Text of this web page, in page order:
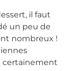
il faut
un peu de
nombreux !
certainement